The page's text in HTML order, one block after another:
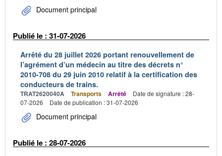
Document principal
Publié le : 31-07-2026
Arrêté du 28 juillet 2026 portant renouvellement de
l’agrément d’un médecin au titre des décrets n°
2010-708 du 29 juin 2010 relatif à la certification des
conducteurs de trains.
TRAT2620040A Transports Arrêté
Date de signature : 28-
07-2026
Date de publication : 31-07-2026
Document principal
Publié le : 28-07-2026